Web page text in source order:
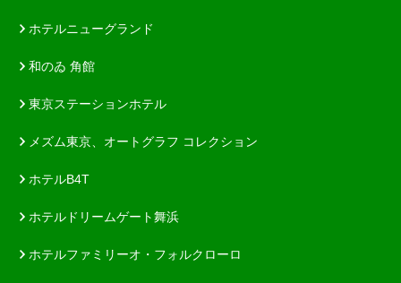
ホテルニューグランド
和のゐ 角館
東京ステーションホテル
メズム東京、オートグラフ コレクション
ホテルB4T
ホテルドリームゲート舞浜
ホテルファミリーオ・フォルクローロ